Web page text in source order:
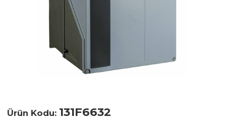
Ürün Kodu: 131F6632